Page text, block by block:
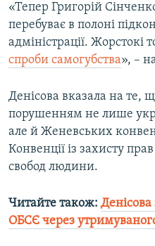
«Тепер Григорій
перебуває в полоні
адміністрації. Жорстокі
спроби самогубства», –
Денісова вказала на те,
порушенням не лише
але й Женевських
Конвенції із захисту
свобод людини.
Читайте також:
ОБСЄ через